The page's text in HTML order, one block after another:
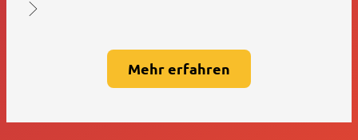
Mehr erfahren